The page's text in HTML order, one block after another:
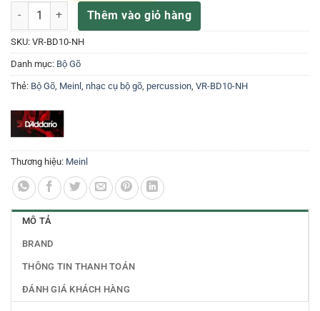
MEINL VR-BD10-NH BỘ GÕ KHÁC số lượng
Thêm vào giỏ hàng
SKU: VR-BD10-NH
Danh mục: Bộ Gõ
Thẻ: Bộ Gõ Meinl nhạc cụ bộ gõ percussion VR-BD10-NH
Thương hiệu: Meinl
MÔ TẢ
BRAND
THÔNG TIN THANH TOÁN
ĐÁNH GIÁ KHÁCH HÀNG